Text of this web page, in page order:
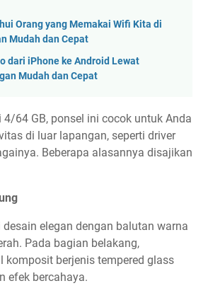
Orang yang Memakai Wifi Kita di
Mudah dan Cepat
dari iPhone ke Android Lewat
Mudah dan Cepat
4/64 GB, ponsel ini cocok untuk Anda
di luar lapangan, seperti driver
Beberapa alasannya disajikan
elegan dengan balutan warna
Pada bagian belakang,
komposit berjenis tempered glass
efek bercahaya.